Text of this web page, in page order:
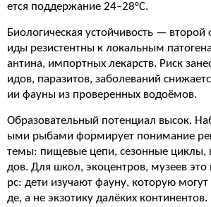
ется поддержание 24–28°C.
Биологическая устойчивость —
иды резистентны к локальным
антина, импортных лекарств. Риск
идов, паразитов, заболеваний
ии фауны из проверенных водоёмов.
Образовательный потенциал высок.
ыми рыбами формирует понимание
темы: пищевые цепи, сезонные циклы,
дов. Для школ, экоцентров, музеев это
рс: дети изучают фауну, которую могут
де, а не экзотику далёких континентов.